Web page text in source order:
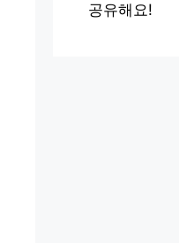
공유해요!